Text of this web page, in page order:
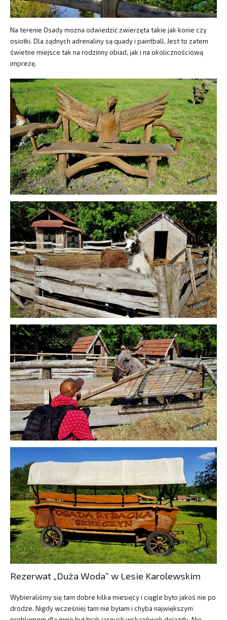
Na terenie Osady można odwiedzić zwierzęta takie jak konie czy
osiołki. Dla żądnych adrenaliny są quady i paintball. Jest to zatem
świetne miejsce tak na rodzinny obiad, jak i na okolicznościową
imprezę.
Rezerwat „Duża Woda” w Lesie Karolewskim
Wybieraliśmy się tam dobre kilka miesięcy i ciągle było jakoś nie po
drodze. Nigdy wcześniej tam nie byłam i chyba największym